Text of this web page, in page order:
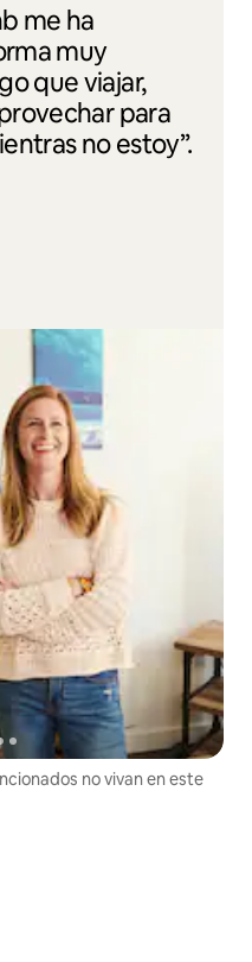
me ha
muy
que viajar,
para
no estoy”.
no vivan en este